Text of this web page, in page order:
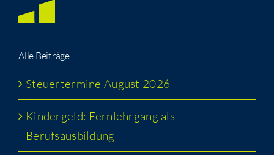
Alle Bei­trä­ge
Steu­er­ter­mi­ne August 2026
Kin­der­geld: Fern­lehr­gang als
Berufsausbildung